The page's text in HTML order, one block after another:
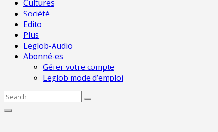
Cultures
Société
Edito
Plus
Leglob-Audio
Abonné-es
Gérer votre compte
Leglob mode d’emploi
Search